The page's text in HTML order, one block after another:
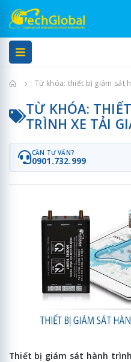
Trang chủTừ khóa: thiết bị giám sát
TỪ KHÓA:
TRÌNH XE TẢI
CẦN TƯ VẤN?
0901.732.999
Thiết bị giám sát hành